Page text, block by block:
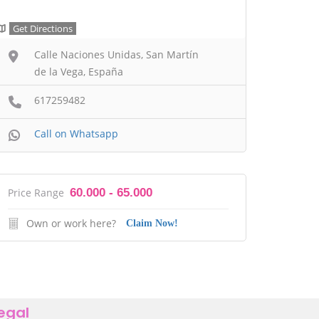
Get Directions
Calle Naciones Unidas, San Martín
de la Vega, España
617259482
Call on Whatsapp
Price Range 60.000 - 65.000
Own or work here? Claim Now!